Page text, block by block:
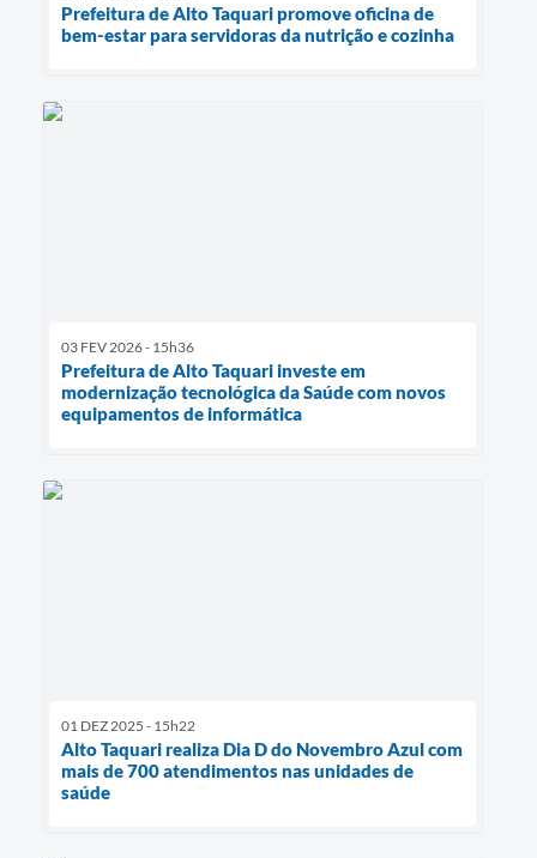
Prefeitura de Alto Taquari promove oficina de
bem-estar para servidoras da nutrição e cozinha
03 FEV 2026 - 15h36
Prefeitura de Alto Taquari investe em
modernização tecnológica da Saúde com novos
equipamentos de informática
01 DEZ 2025 - 15h22
Alto Taquari realiza Dia D do Novembro Azul com
mais de 700 atendimentos nas unidades de
saúde